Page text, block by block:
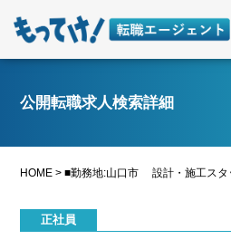
公開転職求人検索詳細
HOME >■勤務地:山口市 設計・施工スタ
正社員